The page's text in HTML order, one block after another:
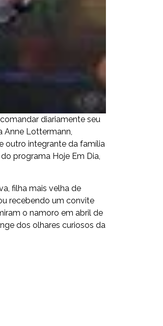
diariamente seu
Anne Lottermann,
outro integrante da família
programa Hoje Em Dia,
filha mais velha de
recebendo um convite
o namoro em abril de
dos olhares curiosos da